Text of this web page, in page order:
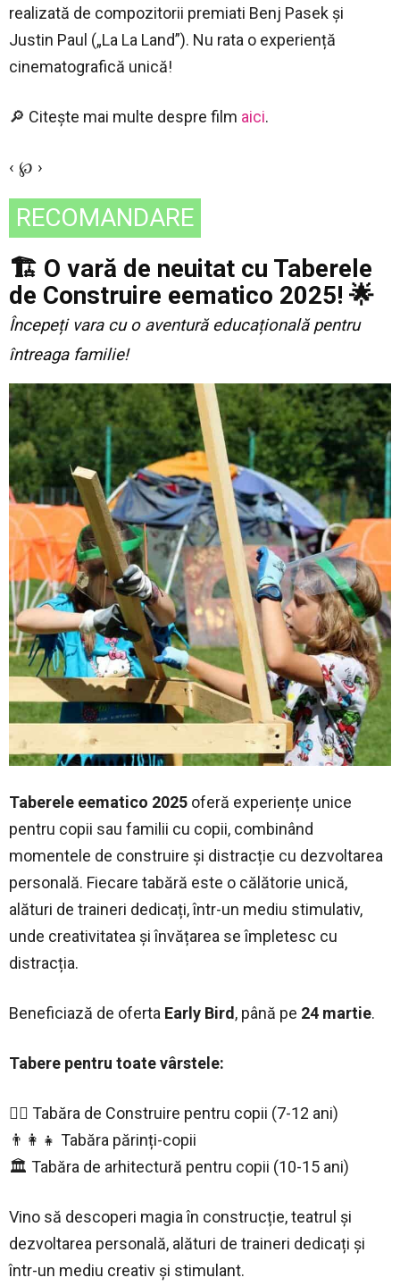
realizată de compozitorii premiati Benj Pasek și
Justin Paul („La La Land”). Nu rata o experiență
cinematografică unică!
🔎 Citește mai multe despre film aici.
‹ ℘ ›
RECOMANDARE
🏗️ O vară de neuitat cu Taberele
de Construire eematico 2025! 🌟
Începeți vara cu o aventură educațională pentru
întreaga familie!
Taberele eematico 2025 oferă experiențe unice
pentru copii sau familii cu copii, combinând
momentele de construire și distracție cu dezvoltarea
personală. Fiecare tabără este o călătorie unică,
alături de traineri dedicați, într-un mediu stimulativ,
unde creativitatea și învățarea se împletesc cu
distracția.
Beneficiază de oferta Early Bird , până pe 24 martie.
Tabere pentru toate vârstele:
👷‍♂️ Tabăra de Construire pentru copii (7-12 ani)
👨‍👩‍👧 Tabăra părinți-copii
🏛️ Tabăra de arhitectură pentru copii (10-15 ani)
Vino să descoperi magia în construcție, teatrul și
dezvoltarea personală, alături de traineri dedicați și
într-un mediu creativ și stimulant.